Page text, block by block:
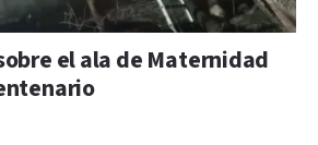
el ala de Maternidad